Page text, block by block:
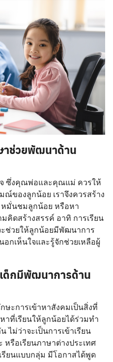
าช่วยพัฒนาด้าน
ซึ่งคุณพ่อและคุณแม่ ควรให้
ณ์ของลูกน้อย เราจึงควรสร้าง
หมั่นชมลูกน้อย หรือหา
คิดสร้างสรรค์ อาทิ การเรียน
ช่วยให้ลูกน้อยมีพัฒนาการ
อกเห็นใจและรู้จักช่วยเหลือผู้
ด็กมีพัฒนาการด้าน
ษะการเข้าหาสังคมเป็นสิ่งที่
าที่เรียนให้ลูกน้อยได้ร่วมทำ
ไม่ว่าจะเป็นการเข้าเรียน
หรือเรียนภาษาต่างประเทศ
รียนแบบกลุ่ม มีโอกาสได้พูด